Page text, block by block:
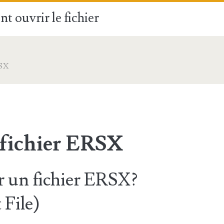
ouvrir le fichier
ERSX
fichier ERSX?
File)